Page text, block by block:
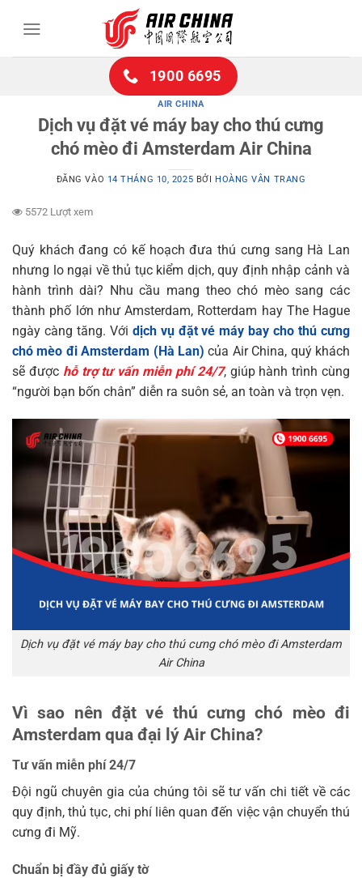
1900 6695
AIR CHINA
Dịch vụ đặt vé máy bay cho thú cưng
chó mèo đi Amsterdam Air China
ĐĂNG VÀO 14 THÁNG 10, 2025 BỞI HOÀNG VÂN TRANG
5572 Lượt xem
Quý khách đang có kế hoạch đưa thú cưng sang Hà Lan
nhưng lo ngại về thủ tục kiểm dịch, quy định nhập cảnh và
hành trình dài? Nhu cầu mang theo chó mèo sang các
thành phố lớn như Amsterdam, Rotterdam hay The Hague
ngày càng tăng. Với dịch vụ đặt vé máy bay cho thú cưng
chó mèo đi Amsterdam (Hà Lan) của Air China, quý khách
sẽ được hỗ trợ tư vấn miễn phí 24/7, giúp hành trình cùng
“người bạn bốn chân” diễn ra suôn sẻ, an toàn và trọn vẹn.
Dịch vụ đặt vé máy bay cho thú cưng chó mèo đi Amsterdam
Air China
Vì sao nên đặt vé thú cưng chó mèo đi
Amsterdam qua đại lý Air China?
Tư vấn miễn phí 24/7
Đội ngũ chuyên gia của chúng tôi sẽ tư vấn chi tiết về các
quy định, thủ tục, chi phí liên quan đến việc vận chuyển thú
cưng đi Mỹ.
Chuẩn bị đầy đủ giấy tờ